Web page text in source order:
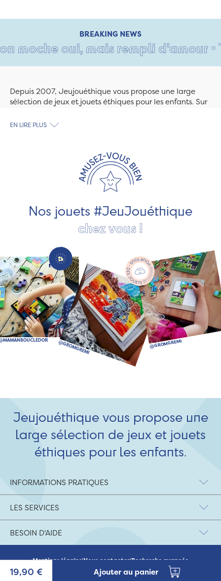
19,90 € Ajouter au panier
BREAKING NEWS
oui, mais rempli d'amour •
Depuis 2007, Jeujouéthique vous propose une large
sélection de jeux et jouets éthiques pour les enfants. Sur
découvrez le plus grand choix de jouets en bois
les jeux et jouets en bois de qualité et engagés dans le
développement durable. Ils nous fabriquent des jouets
pour les jeunes enfants, des jeux d'éveil, des jeux de
société, des jouets d'imitation, des jeux de plein air, ... et
EN LIRE PLUS
Nos jouets #JeuJouéthique
chez vous !
Jeujouéthique vous propose une
large sélection de jeux et jouets
éthiques pour les enfants.
INFORMATIONS PRATIQUES
LES SERVICES
BESOIN D'AIDE
Mentions légales|Nous contacter|Recherche avancée
© 2026 Jeujouethique.com - création UX/UI :
Agence Hypersthène